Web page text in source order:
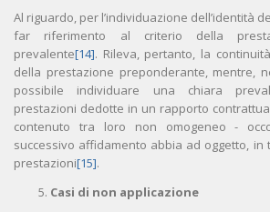
Al riguardo, per l’individuazione dell’identità
far riferimento al criterio della
prevalente[14]. Rileva, pertanto, la
della prestazione preponderante, mentre,
possibile individuare una chiara
prestazioni dedotte in un rapporto
contenuto tra loro non omogeneo -
successivo affidamento abbia ad oggetto, in
prestazioni[15].
Casi di non applicazione